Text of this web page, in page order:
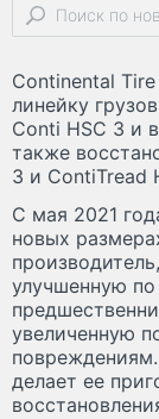
Continental
линейку
Conti HSC 3 и
также
3 и ContiTread
С мая 2021
новых
улучшенную
увеличенную
делает ее